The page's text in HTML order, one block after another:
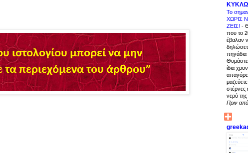
Το
ΧΩΡΙΣ
ΖΕΙΣ! -
που το
έβαλαν
ίδια
στέρνες
νερό της
Πριν